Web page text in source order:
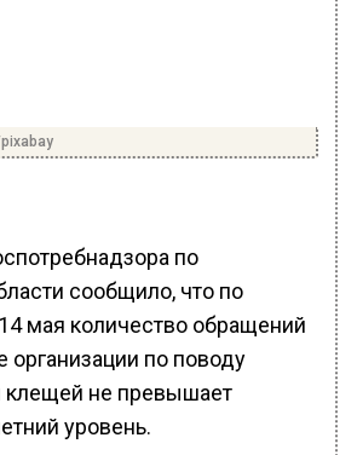
по
сообщило, что по
мая количество обращений
организации по поводу
клещей не превышает
уровень.